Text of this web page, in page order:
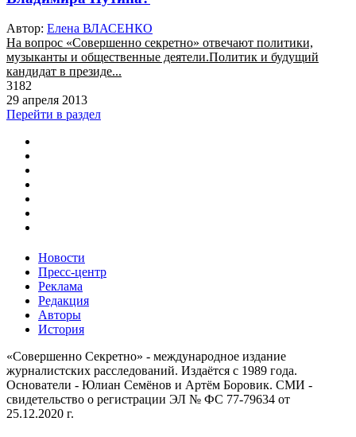
Автор: Елена ВЛАСЕНКО
На вопрос «Совершенно секретно» отвечают политики,
музыканты и общественные деятели.Политик и будущий
кандидат в президе...
3182
29 апреля 2013
Перейти в раздел
Новости
Пресс-центр
Реклама
Редакция
Авторы
История
«Совершенно Секретно» - международное издание
журналистских расследований. Издаётся с 1989 года.
Основатели - Юлиан Семёнов и Артём Боровик. CМИ -
свидетельство о регистрации ЭЛ № ФС 77-79634 от
25.12.2020 г.